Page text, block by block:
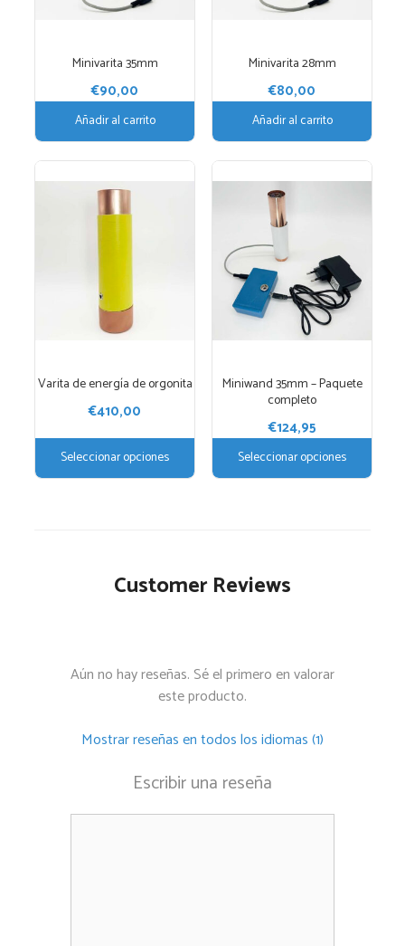
Minivarita 35mm
€90,00
Añadir al carrito
Minivarita 28mm
€80,00
Añadir al carrito
Varita de energía de orgonita
€410,00
Seleccionar opciones
Este
en
producto
Miniwand 35mm – Paquete
completo
€124,95
Seleccionar opciones
Customer Reviews
Aún no hay reseñas. Sé el primero en valorar
este producto.
Mostrar reseñas en todos los idiomas (1)
Escribir una reseña
Comentario